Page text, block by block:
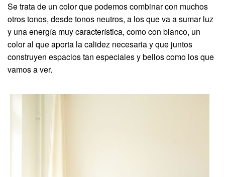
Se trata de un color que podemos combinar con muchos
otros tonos, desde tonos neutros, a los que va a sumar luz
y una energía muy característica, como con blanco, un
color al que aporta la calidez necesaria y que juntos
construyen espacios tan especiales y bellos como los que
vamos a ver.